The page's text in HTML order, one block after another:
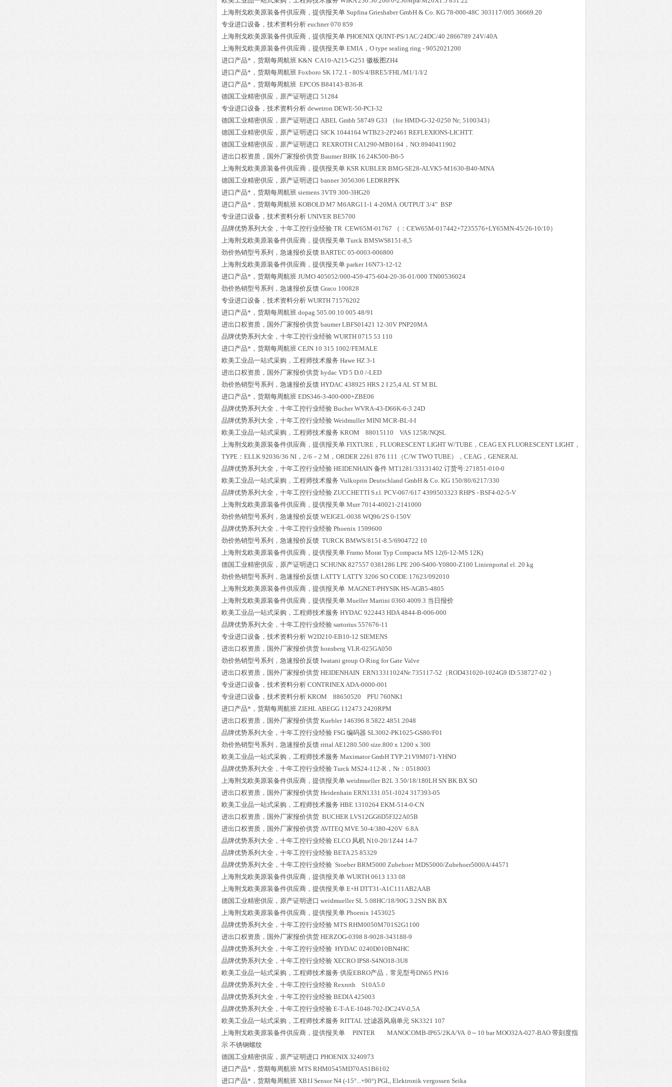
上海荆戈欧美原装备件供应商，提供报关单 Supfina Grieshaber GmbH & Co. KG 78-000-48C 303117/005 36669.20
专业进口设备，技术资料分析 euchner 070 859
上海荆戈欧美原装备件供应商，提供报关单 PHOENIX QUINT-PS/1AC/24DC/40 2866789 24V/40A
上海荆戈欧美原装备件供应商，提供报关单 EMIA，O type sealing ring - 9052021200
进口产品*，货期每周航班 K&N CA10-A215-G251 徽板图ZH4
进口产品*，货期每周航班 Foxboro SK 172.1 - 80S/4/BRE5/FHL/M1/1/I/2
进口产品*，货期每周航班 EPCOS B84143-B36-R
德国工业精密供应，原产证明进口 51284
专业进口设备，技术资料分析 dewetron DEWE-50-PCI-32
德国工业精密供应，原产证明进口 ABEL Gmbh 58749 G33 （for HMD-G-32-0250 Nr; 5100343）
德国工业精密供应，原产证明进口 SICK 1044164 WTB23-2P2461 REFLEXIONS-LICHTT.
德国工业精密供应，原产证明进口 REXROTH CA1290-MB0164，NO:8940411902
进出口权资质，国外厂家报价供货 Baumer BHK 16.24K500-B6-5
上海荆戈欧美原装备件供应商，提供报关单 KSR KUBLER BMG-SE28-ALVK5-M1630-B40-MNA
德国工业精密供应，原产证明进口 banner 3056306 LEDRRPFK
进口产品*，货期每周航班 siemens 3VT9 300-3HG20
进口产品*，货期每周航班 KOBOLD M7 M6ARG11-1 4-20MA .OUTPUT 3/4" BSP
专业进口设备，技术资料分析 UNIVER BE5700
品牌优势系列大全，十年工控行业经验 TR CEW65M-01767 （：CEW65M-017442+7235576+LY65MN-45/26-10/10）
上海荆戈欧美原装备件供应商，提供报关单 Turck BMSWS8151-8,5
劲价热销型号系列，急速报价反馈 BARTEC 05-0003-006800
上海荆戈欧美原装备件供应商，提供报关单 parker 16N73-12-12
进口产品*，货期每周航班 JUMO 405052/000-459-475-604-20-36-01/000 TN00536024
劲价热销型号系列，急速报价反馈 Graco 100828
专业进口设备，技术资料分析 WURTH 71576202
进口产品*，货期每周航班 dopag 505.00.10 005 48/91
进出口权资质，国外厂家报价供货 baumer LBFS01421 12-30V PNP20MA
品牌优势系列大全，十年工控行业经验 WURTH 0715 53 110
进口产品*，货期每周航班 CEJN 10 315 1002/FEMALE
欧美工业品一站式采购，工程师技术服务 Hawe HZ 3-1
进出口权资质，国外厂家报价供货 hydac VD 5 D.0 /-LED
劲价热销型号系列，急速报价反馈 HYDAC 438925 HRS 2 I 25,4 AL ST M BL
进口产品*，货期每周航班 EDS346-3-400-000+ZBE06
品牌优势系列大全，十年工控行业经验 Bucher WVRA-43-D66K-6-3 24D
品牌优势系列大全，十年工控行业经验 Weidmuller MINI MCR-BL-I-I
欧美工业品一站式采购，工程师技术服务 KROM 88015110 VAS 125R/NQSL
上海荆戈欧美原装备件供应商，提供报关单 FIXTURE，FLUORESCENT LIGHT W/TUBE，CEAG EX FLUORESCENT LIGHT，
TYPE：ELLK 92036/36 NI，2/6－2 M，ORDER 2261 876 111（C/W TWO TUBE），CEAG，GENERAL
品牌优势系列大全，十年工控行业经验 HEIDENHAIN 备件 MT1281/33131402 订货号:271851-010-0
欧美工业品一站式采购，工程师技术服务 Vulkoprin Deutschland GmbH & Co. KG 150/80/6217/330
品牌优势系列大全，十年工控行业经验 ZUCCHETTI S.r.l. PCV-067/617 4399503323 RHPS - BSF4-02-5-V
上海荆戈欧美原装备件供应商，提供报关单 Murr 7014-40021-2141000
劲价热销型号系列，急速报价反馈 WEIGEL-0038 WQ96/2S 0-150V
品牌优势系列大全，十年工控行业经验 Phoenix 1599600
劲价热销型号系列，急速报价反馈 TURCK BMWS/8151-8.5/6904722 10
上海荆戈欧美原装备件供应商，提供报关单 Framo Morat Typ Compacta MS 12(6-12-MS 12K)
德国工业精密供应，原产证明进口 SCHUNK 827557 0381286 LPE 200-S400-Y0800-Z100 Linienportal el. 20 kg
劲价热销型号系列，急速报价反馈 LATTY LATTY 3206 SO CODE:17623/092010
上海荆戈欧美原装备件供应商，提供报关单 MAGNET-PHYSIK HS-AGB5-4805
上海荆戈欧美原装备件供应商，提供报关单 Mueller Martini 0360.4009.3 当日报价
欧美工业品一站式采购，工程师技术服务 HYDAC 922443 HDA 4844-B-006-000
品牌优势系列大全，十年工控行业经验 sartorius 557676-11
专业进口设备，技术资料分析 W2D210-EB10-12 SIEMENS
进出口权资质，国外厂家报价供货 honsberg VLR-025GA050
劲价热销型号系列，急速报价反馈 Iwatani group O-Ring for Gate Valve
进出口权资质，国外厂家报价供货 HEIDENHAIN ERN13311024Nr:735117-52（ROD431020-1024G9 ID:538727-02 ）
专业进口设备，技术资料分析 CONTRINEX ADA-0000-001
专业进口设备，技术资料分析 KROM 88650520 PFU 760NK1
进口产品*，货期每周航班 ZIEHL ABEGG 112473 2420RPM
进出口权资质，国外厂家报价供货 Kuebler 146396 8.5822.4851.2048
品牌优势系列大全，十年工控行业经验 FSG 编码器 SL3002-PK1025-GS80/F01
劲价热销型号系列，急速报价反馈 rittal AE1280.500 size.800 x 1200 x 300
欧美工业品一站式采购，工程师技术服务 Maximator GmbH TYP:21V9M071-YHNO
品牌优势系列大全，十年工控行业经验 Turck MS24-112-R，Nr：0518003
上海荆戈欧美原装备件供应商，提供报关单 weidmueller B2L 3.50/18/180LH SN BK BX SO
进出口权资质，国外厂家报价供货 Heidenhain ERN1331.051-1024 317393-05
欧美工业品一站式采购，工程师技术服务 HBE 1310264 EKM-514-0-CN
进出口权资质，国外厂家报价供货 BUCHER LVS12GG6D5FJ22A05B
进出口权资质，国外厂家报价供货 AVITEQ MVE 50-4/380-420V 6.8A
品牌优势系列大全，十年工控行业经验 ELCO 风机 N10-20/1Z44 14-7
品牌优势系列大全，十年工控行业经验 BETA 25 85329
品牌优势系列大全，十年工控行业经验 Stoeber BRM5000 Zubehoer MDS5000/Zubehoer5000A/44571
上海荆戈欧美原装备件供应商，提供报关单 WURTH 0613 133 08
上海荆戈欧美原装备件供应商，提供报关单 E+H DTT31-A1C111AB2AAB
德国工业精密供应，原产证明进口 weidmueller SL 5.08HC/18/90G 3.2SN BK BX
上海荆戈欧美原装备件供应商，提供报关单 Phoenix 1453025
品牌优势系列大全，十年工控行业经验 MTS RHM0050M701S2G1100
进出口权资质，国外厂家报价供货 HERZOG-0398 8-9028-343188-9
品牌优势系列大全，十年工控行业经验 HYDAC 0240D010BN4HC
品牌优势系列大全，十年工控行业经验 XECRO IPS8-S4NO18-3U8
欧美工业品一站式采购，工程师技术服务 供应EBRO产品，常见型号DN65 PN16
品牌优势系列大全，十年工控行业经验 Rexroth S10A5.0
品牌优势系列大全，十年工控行业经验 BEDIA 425003
品牌优势系列大全，十年工控行业经验 E-T-A E-1048-702-DC24V-0,5A
欧美工业品一站式采购，工程师技术服务 RITTAL 过滤器风扇单元 SK3321 107
上海荆戈欧美原装备件供应商，提供报关单
PINTER MANOCOMB-IP65/2KA/VA 0～10 bar MOO32A-027-BAO 带刻度指
示 不锈钢螺纹
德国工业精密供应，原产证明进口 PHOENIX 3240973
进口产品*，货期每周航班 MTS RHM0545MD70AS1B6102
进口产品*，货期每周航班 XB1I Sensor N4 (-15°...+90°) PGL, Elektronik vergossen Seika